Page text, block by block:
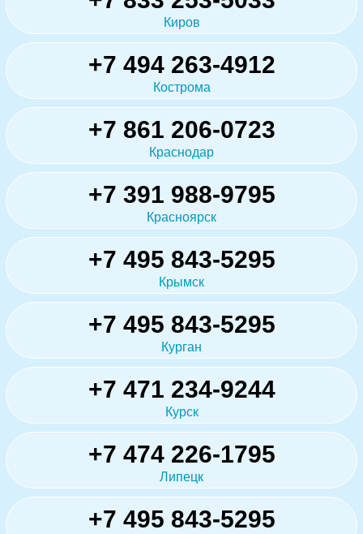
Киров
+7 494 263-4912
Кострома
+7 861 206-0723
Краснодар
+7 391 988-9795
Красноярск
+7 495 843-5295
Крымск
+7 495 843-5295
Курган
+7 471 234-9244
Курск
+7 474 226-1795
Липецк
+7 495 843-5295